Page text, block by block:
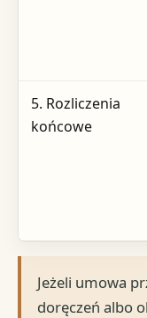
5. Rozliczenia
końcowe
Jeżeli umowa
doręczeń albo